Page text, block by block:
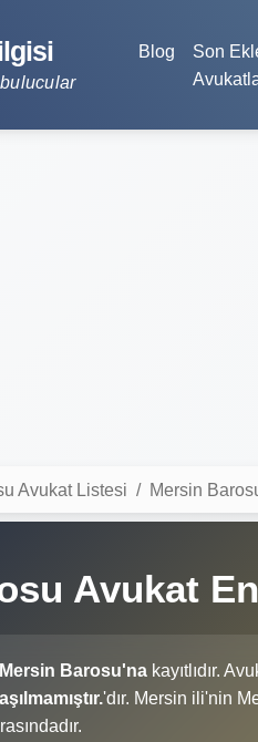
Blog
Son
Avukat Listesi Mersin
Avukat
Barosu'na kayıtlıdır.
'dır. Mersin ili'nin